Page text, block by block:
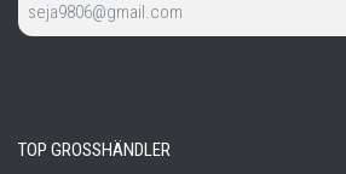
seja9806@gmail.com
TOP GROSSHÄNDLER